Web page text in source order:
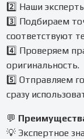
2️⃣ Наши
3️⃣ Подбираем
соответствуют
4️⃣ Проверяем
оригинальность.
5️⃣ Отправляем
сразу
💬
💡 Экспертное